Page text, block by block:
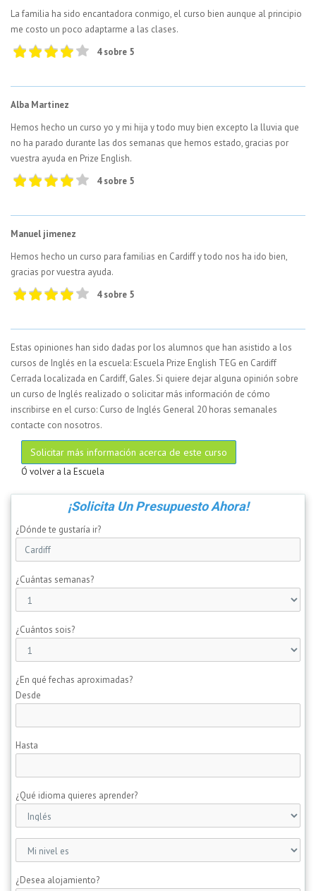
La familia ha sido encantadora conmigo, el curso bien aunque al principio
me costo un poco adaptarme a las clases.
4 sobre 5
Alba Martinez
Hemos hecho un curso yo y mi hija y todo muy bien excepto la lluvia que
no ha parado durante las dos semanas que hemos estado, gracias por
vuestra ayuda en Prize English.
4 sobre 5
Manuel jimenez
Hemos hecho un curso para familias en Cardiff y todo nos ha ido bien,
gracias por vuestra ayuda.
4 sobre 5
Estas opiniones han sido dadas por los alumnos que han asistido a los
cursos de Inglés en la escuela: Escuela Prize English TEG en Cardiff
Cerrada localizada en Cardiff, Gales. Si quiere dejar alguna opinión sobre
un curso de Inglés realizado o solicitar más información de cómo
inscribirse en el curso: Curso de Inglés General 20 horas semanales
contacte con nosotros.
Solicitar más información acerca de este curso
Ó volver a la Escuela
¡Solicita Un Presupuesto Ahora!
¿Dónde te gustaría ir?
¿Cuántas semanas?
¿Cuántos sois?
¿En qué fechas aproximadas?
Desde
Hasta
¿Qué idioma quieres aprender?
¿Desea alojamiento?